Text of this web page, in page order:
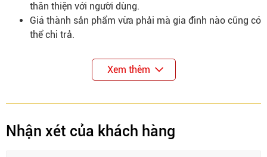
thân thiện với người dùng.
Giá thành sản phẩm vừa phải mà gia đình nào cũng có
thể chi trả.
Xem thêm
Nhận xét của khách hàng